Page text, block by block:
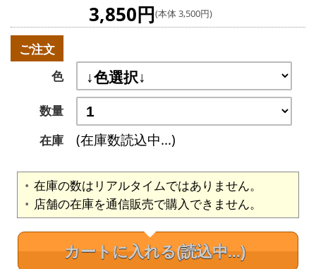
3,850円(本体 3,500円)
ご注文
色
数量
在庫
(在庫数読込中...)
在庫の数はリアルタイムではありません。
店舗の在庫を通信販売で購入できません。
カートに入れる(読込中...)